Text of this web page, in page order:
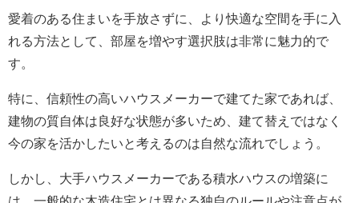
愛着のある住まいを手放さずに、より快適な空間を手に入
れる方法として、部屋を増やす選択肢は非常に魅力的で
す。
特に、信頼性の高いハウスメーカーで建てた家であれば、
建物の質自体は良好な状態が多いため、建て替えではなく
今の家を活かしたいと考えるのは自然な流れでしょう。
しかし、大手ハウスメーカーである積水ハウスの増築に